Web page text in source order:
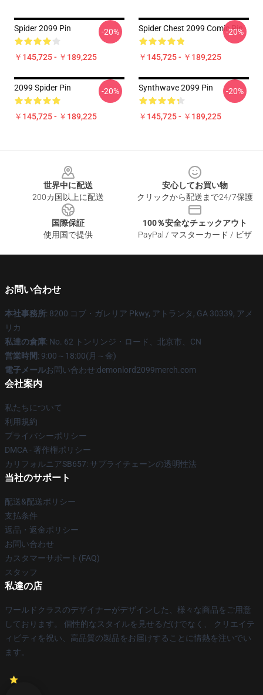
Spider 2099 Pin
￥145,725 - ￥189,225
-20% Spider Chest 2099 Comic Pin
￥145,725 - ￥189,225
-20%
2099 Spider Pin
￥145,725 - ￥189,225
-20% Synthwave 2099 Pin
￥145,725 - ￥189,225
-20%
世界中に配送
200カ国以上に配送
安心してお買い物
クリックから配送まで24/7保護
国際保証
使用国で提供
100％安全なチェックアウト
PayPal / マスターカード / ビザ
お問い合わせ
本社事務所: 8200 コブ・ガレリア Pkwy, アトランタ, GA 30339, アメ
リカ
私達の倉庫: No. 62 トンリンジ・ロード、北京市、CN
営業時間: 9:00～18:00(月～金)
電子メールお問い合わせ:demonlord2099merch.com
会社案内
私たちについて
利用規約
プライバシーポリシー
DMCA - 著作権ポリシー
カリフォルニアSB657: サプライチェーンの透明性法
当社のサポート
配送&配送ポリシー
支払条件
返品・返金ポリシー
お問い合わせ
カスタマーサポート(FAQ)
スタッフ
私達の店
ワールドクラスのデザイナーがデザインした、様々な商品をご用意
しております。 個性的なスタイルを見せるだけでなく、 クリエイテ
ィビティを祝い、高品質の製品をお届けすることに情熱を注いでい
ます。